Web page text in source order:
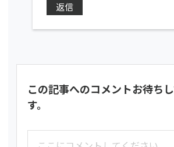
返信
この記事へのコメントお待ち
す。